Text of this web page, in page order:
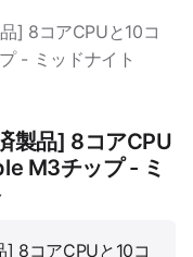
] 8コアCPUと10コ
- ミッドナイト
製品] 8コアCPU
M3チップ - ミ
8コアCPUと10コ